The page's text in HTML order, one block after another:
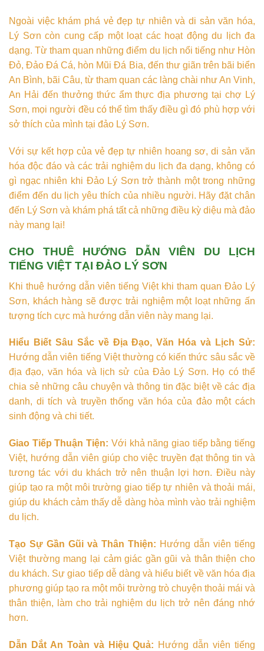
Ngoài việc khám phá vẻ đẹp tự nhiên và di sản văn hóa,
Lý Sơn còn cung cấp một loạt các hoạt động du lịch đa
dạng. Từ tham quan những điểm du lịch nổi tiếng như Hòn
Đỏ, Đảo Đá Cá, hòn Mũi Đá Bia, đến thư giãn trên bãi biển
An Bình, bãi Câu, từ tham quan các làng chài như An Vinh,
An Hải đến thưởng thức ẩm thực địa phương tại chợ Lý
Sơn, mọi người đều có thể tìm thấy điều gì đó phù hợp với
sở thích của mình tại đảo Lý Sơn.
Với sự kết hợp của vẻ đẹp tự nhiên hoang sơ, di sản văn
hóa độc đáo và các trải nghiệm du lịch đa dạng, không có
gì ngạc nhiên khi Đảo Lý Sơn trở thành một trong những
điểm đến du lịch yêu thích của nhiều người. Hãy đặt chân
đến Lý Sơn và khám phá tất cả những điều kỳ diệu mà đảo
này mang lại!
CHO THUÊ HƯỚNG DẪN VIÊN DU LỊCH
TIẾNG VIỆT TẠI ĐẢO LÝ SƠN
Khi thuê hướng dẫn viên tiếng Việt khi tham quan Đảo Lý
Sơn, khách hàng sẽ được trải nghiệm một loạt những ấn
tượng tích cực mà hướng dẫn viên này mang lại.
Hiểu Biết Sâu Sắc về Địa Đạo, Văn Hóa và Lịch Sử:
Hướng dẫn viên tiếng Việt thường có kiến thức sâu sắc về
địa đạo, văn hóa và lịch sử của Đảo Lý Sơn. Họ có thể
chia sẻ những câu chuyện và thông tin đặc biệt về các địa
danh, di tích và truyền thống văn hóa của đảo một cách
sinh động và chi tiết.
Giao Tiếp Thuận Tiện: Với khả năng giao tiếp bằng tiếng
Việt, hướng dẫn viên giúp cho việc truyền đạt thông tin và
tương tác với du khách trở nên thuận lợi hơn. Điều này
giúp tạo ra một môi trường giao tiếp tự nhiên và thoải mái,
giúp du khách cảm thấy dễ dàng hòa mình vào trải nghiệm
du lịch.
Tạo Sự Gần Gũi và Thân Thiện: Hướng dẫn viên tiếng
Việt thường mang lại cảm giác gần gũi và thân thiện cho
du khách. Sự giao tiếp dễ dàng và hiểu biết về văn hóa địa
phương giúp tạo ra một môi trường trò chuyện thoải mái và
thân thiện, làm cho trải nghiệm du lịch trở nên đáng nhớ
hơn.
Dẫn Dắt An Toàn và Hiệu Quả: Hướng dẫn viên tiếng